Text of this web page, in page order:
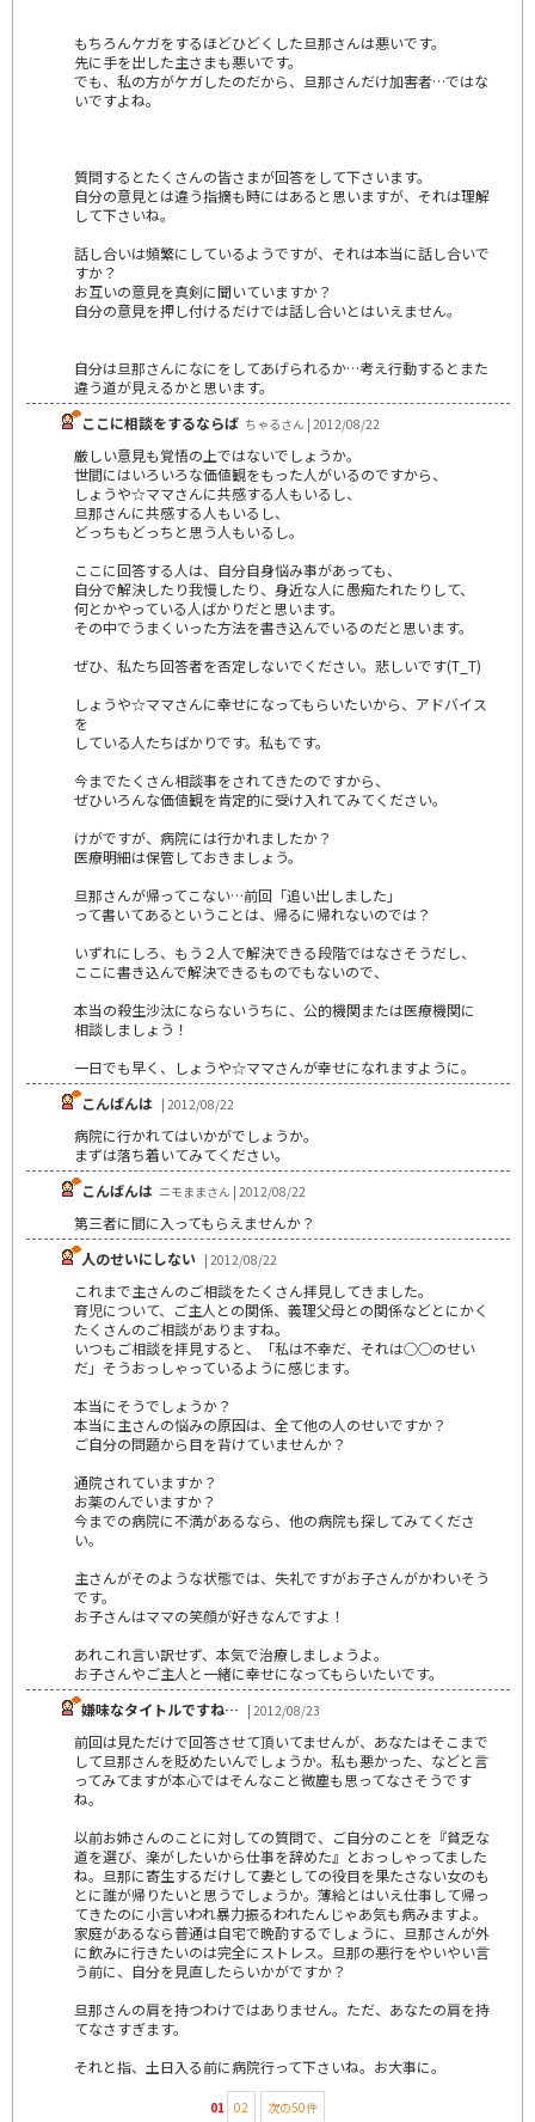
もちろんケガをするほどひどくした旦那さんは悪いです。
先に手を出した主さまも悪いです。
でも、私の方がケガしたのだから、旦那さんだけ加害者…ではな
いですよね。
質問するとたくさんの皆さまが回答をして下さいます。
自分の意見とは違う指摘も時にはあると思いますが、それは理解
して下さいね。
話し合いは頻繁にしているようですが、それは本当に話し合いで
すか？
お互いの意見を真剣に聞いていますか？
自分の意見を押し付けるだけでは話し合いとはいえません。
自分は旦那さんになにをしてあげられるか…考え行動するとまた
違う道が見えるかと思います。
ここに相談をするならば ちゃるさん | 2012/08/22
厳しい意見も覚悟の上ではないでしょうか。
世間にはいろいろな価値観をもった人がいるのですから、
しょうや☆ママさんに共感する人もいるし、
旦那さんに共感する人もいるし、
どっちもどっちと思う人もいるし。
ここに回答する人は、自分自身悩み事があっても、
自分で解決したり我慢したり、身近な人に愚痴たれたりして、
何とかやっている人ばかりだと思います。
その中でうまくいった方法を書き込んでいるのだと思います。
ぜひ、私たち回答者を否定しないでください。悲しいです(T_T)
しょうや☆ママさんに幸せになってもらいたいから、アドバイス
を
している人たちばかりです。私もです。
今までたくさん相談事をされてきたのですから、
ぜひいろんな価値観を肯定的に受け入れてみてください。
けがですが、病院には行かれましたか？
医療明細は保管しておきましょう。
旦那さんが帰ってこない…前回「追い出しました」
って書いてあるということは、帰るに帰れないのでは？
いずれにしろ、もう２人で解決できる段階ではなさそうだし、
ここに書き込んで解決できるものでもないので、
本当の殺生沙汰にならないうちに、公的機関または医療機関に
相談しましょう！
一日でも早く、しょうや☆ママさんが幸せになれますように。
こんばんは | 2012/08/22
病院に行かれてはいかがでしょうか。
まずは落ち着いてみてください。
こんばんは ニモままさん | 2012/08/22
第三者に間に入ってもらえませんか？
人のせいにしない | 2012/08/22
これまで主さんのご相談をたくさん拝見してきました。
育児について、ご主人との関係、義理父母との関係などとにかく
たくさんのご相談がありますね。
いつもご相談を拝見すると、「私は不幸だ、それは○○のせい
だ」そうおっしゃっているように感じます。
本当にそうでしょうか？
本当に主さんの悩みの原因は、全て他の人のせいですか？
ご自分の問題から目を背けていませんか？
通院されていますか？
お薬のんでいますか？
今までの病院に不満があるなら、他の病院も探してみてくださ
い。
主さんがそのような状態では、失礼ですがお子さんがかわいそう
です。
お子さんはママの笑顔が好きなんですよ！
あれこれ言い訳せず、本気で治療しましょうよ。
お子さんやご主人と一緒に幸せになってもらいたいです。
嫌味なタイトルですね… | 2012/08/23
前回は見ただけで回答させて頂いてませんが、あなたはそこまで
して旦那さんを貶めたいんでしょうか。私も悪かった、などと言
ってみてますが本心ではそんなこと微塵も思ってなさそうです
ね。
以前お姉さんのことに対しての質問で、ご自分のことを『貧乏な
道を選び、楽がしたいから仕事を辞めた』とおっしゃってました
ね。旦那に寄生するだけして妻としての役目を果たさない女のも
とに誰が帰りたいと思うでしょうか。薄給とはいえ仕事して帰っ
てきたのに小言いわれ暴力振るわれたんじゃあ気も病みますよ。
家庭があるなら普通は自宅で晩酌するでしょうに、旦那さんが外
に飲みに行きたいのは完全にストレス。旦那の悪行をやいやい言
う前に、自分を見直したらいかがですか？
旦那さんの肩を持つわけではありません。ただ、あなたの肩を持
てなさすぎます。
それと指、土日入る前に病院行って下さいね。お大事に。
01 02 次の50件